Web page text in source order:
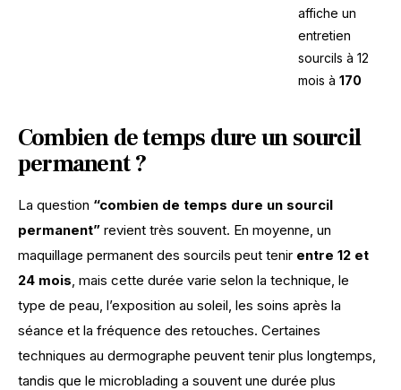
affiche un
entretien
sourcils à 12
mois à 170
Combien de temps dure un sourcil
permanent ?
La question “combien de temps dure un sourcil
permanent” revient très souvent. En moyenne, un
maquillage permanent des sourcils peut tenir entre 12 et
24 mois, mais cette durée varie selon la technique, le
type de peau, l’exposition au soleil, les soins après la
séance et la fréquence des retouches. Certaines
techniques au dermographe peuvent tenir plus longtemps,
tandis que le microblading a souvent une durée plus